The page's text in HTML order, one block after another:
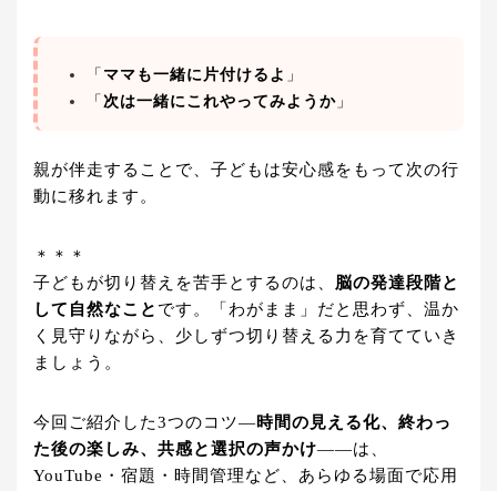
「 ママも一緒に片付けるよ 」
「次は一緒にこれやってみようか」
親が伴走することで、子どもは安心感をもって次の行
動に移れます。
＊＊＊
子どもが切り替えを苦手とするのは、 脳の発達段階と
して自然なこと です。「わがまま」だと思わず、温か
く見守りながら、少しずつ切り替える力を育てていき
ましょう。
今回ご紹介した3つのコツ―時間の見える化、終わっ
た後の楽しみ、共感と選択の声かけ——は、
YouTube・宿題・時間管理など、あらゆる場面で応用